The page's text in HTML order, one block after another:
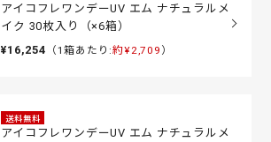
アイコフレワンデーUV エム ナチュラルメ
イク 30枚入り（×6箱）
¥16,254 （1箱あたり:約¥2,709 ）
送料無料
アイコフレワンデーUV エム ナチュラルメ